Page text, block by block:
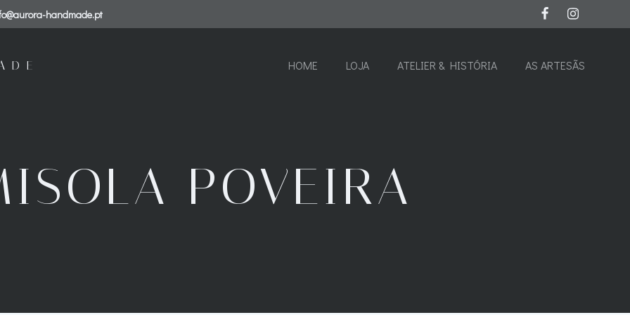
handmade.pt
HOME LOJA ATELIER & HISTÓRIA AS ARTESÃS
POVEIRA